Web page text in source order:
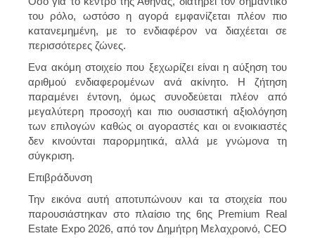
του ρόλο, ωστόσο η αγορά εμφανίζεται πλέον πιο
κατανεμημένη, με το ενδιαφέρον να διαχέεται σε
περισσότερες ζώνες.
Ενα ακόμη στοιχείο που ξεχωρίζει είναι η αύξηση του
αριθμού ενδιαφερομένων ανά ακίνητο. Η ζήτηση
παραμένει έντονη, όμως συνοδεύεται πλέον από
μεγαλύτερη προσοχή και πιο ουσιαστική αξιολόγηση
των επιλογών καθώς οι αγοραστές και οι ενοικιαστές
δεν κινούνται παρορμητικά, αλλά με γνώμονα τη
σύγκριση.
Επιβράδυνση
Την εικόνα αυτή αποτυπώνουν και τα στοιχεία που
παρουσιάστηκαν στο πλαίσιο της 6ης Premium Real
Estate Expo 2026, από τον Δημήτρη Μελαχροινό, CEO